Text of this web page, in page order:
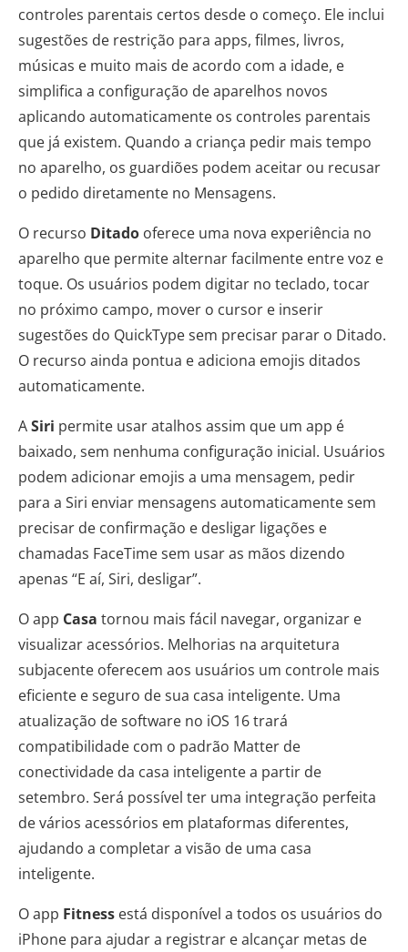
controles parentais certos desde o começo. Ele inclui
sugestões de restrição para apps, filmes, livros,
músicas e muito mais de acordo com a idade, e
simplifica a configuração de aparelhos novos
aplicando automaticamente os controles parentais
que já existem. Quando a criança pedir mais tempo
no aparelho, os guardiões podem aceitar ou recusar
o pedido diretamente no Mensagens.
O recurso Ditado oferece uma nova experiência no
aparelho que permite alternar facilmente entre voz e
toque. Os usuários podem digitar no teclado, tocar
no próximo campo, mover o cursor e inserir
sugestões do QuickType sem precisar parar o Ditado.
O recurso ainda pontua e adiciona emojis ditados
automaticamente.
ASiri permite usar atalhos assim que um app é
baixado, sem nenhuma configuração inicial. Usuários
podem adicionar emojis a uma mensagem, pedir
para a Siri enviar mensagens automaticamente sem
precisar de confirmação e desligar ligações e
chamadas FaceTime sem usar as mãos dizendo
apenas “E aí, Siri, desligar”.
O app Casa tornou mais fácil navegar, organizar e
visualizar acessórios. Melhorias na arquitetura
subjacente oferecem aos usuários um controle mais
eficiente e seguro de sua casa inteligente. Uma
atualização de software no iOS 16 trará
compatibilidade com o padrão Matter de
conectividade da casa inteligente a partir de
setembro. Será possível ter uma integração perfeita
de vários acessórios em plataformas diferentes,
ajudando a completar a visão de uma casa
inteligente.
O app Fitness está disponível a todos os usuários do
iPhone para ajudar a registrar e alcançar metas de